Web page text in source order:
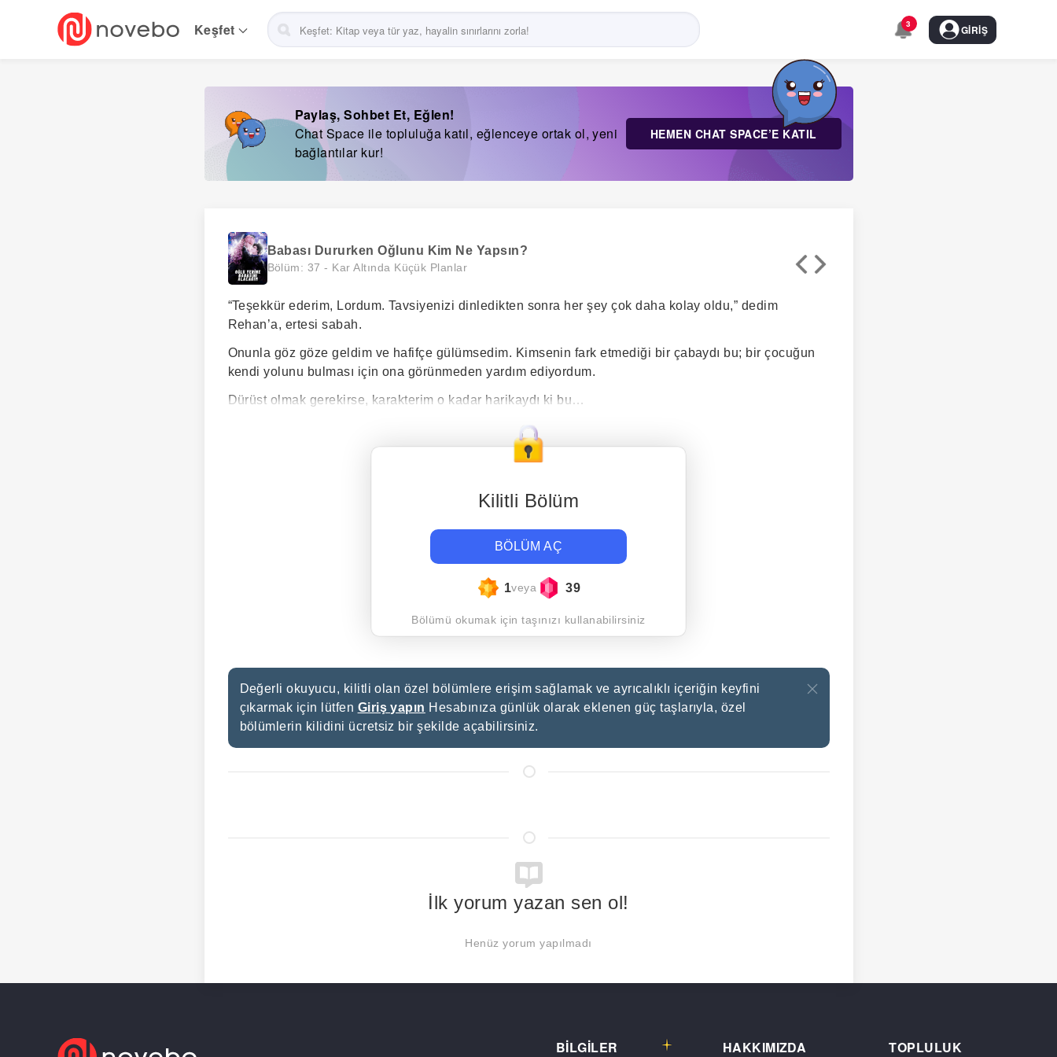
Keşfet 3 GIRIŞ
Paylaş, Sohbet Et, Eğlen!
Chat Space ile topluluğa katıl, eğlenceye ortak ol, yeni
bağlantılar kur!
HEMEN CHAT SPACE’E KATIL
Babası Dururken Oğlunu Kim Ne Yapsın?
Bölüm: 37 - Kar Altında Küçük Planlar
“Teşekkür ederim, Lordum. Tavsiyenizi dinledikten sonra her şey çok daha kolay oldu,” dedim
Rehan’a, ertesi sabah.
Onunla göz göze geldim ve hafifçe gülümsedim. Kimsenin fark etmediği bir çabaydı bu; bir çocuğun
kendi yolunu bulması için ona görünmeden yardım ediyordum.
Dürüst olmak gerekirse, karakterim o kadar harikaydı ki bu…
Kilitli Bölüm
BÖLÜM AÇ
1veya 39
Bölümü okumak için taşınızı kullanabilirsiniz
Değerli okuyucu, kilitli olan özel bölümlere erişim sağlamak ve ayrıcalıklı içeriğin keyfini
çıkarmak için lütfen Giriş yapın Hesabınıza günlük olarak eklenen güç taşlarıyla, özel
bölümlerin kilidini ücretsiz bir şekilde açabilirsiniz.
İlk yorum yazan sen ol!
Henüz yorum yapılmadı
BİLGİLER HAKKIMIZDA TOPLULUK